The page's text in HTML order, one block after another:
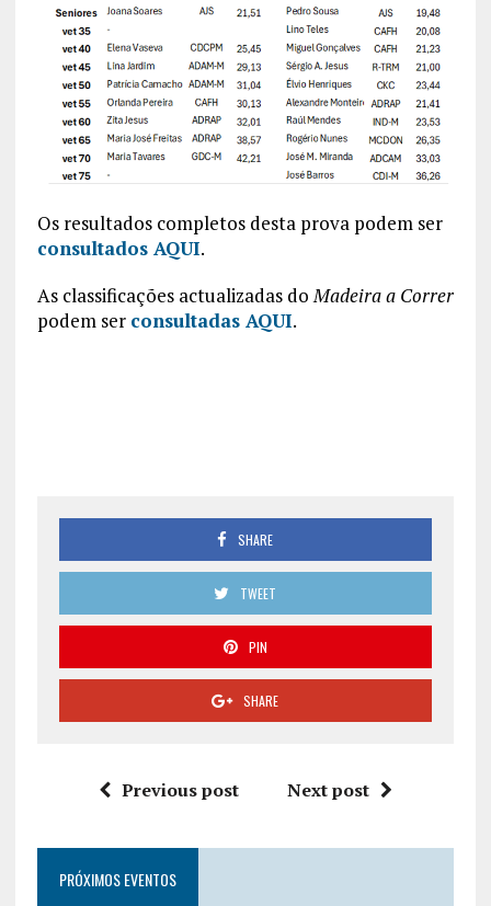
Os resultados completos desta prova podem ser
consultados AQUI.
As classificações actualizadas doMadeira a Correr
podem ser consultadas AQUI.
SHARE
TWEET
PIN
SHARE
Previous post Next post
PRÓXIMOS EVENTOS